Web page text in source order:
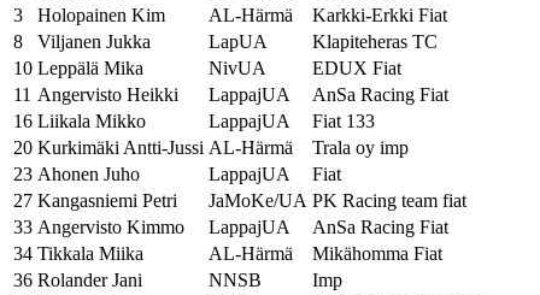
3
Holopainen Kim AL-Härmä
Karkki-Erkki Fiat
8
Viljanen Jukka LapUA
Klapiteheras TC
10 Leppälä Mika NivUA
EDUX Fiat
11 Angervisto Heikki LappajUA
AnSa Racing Fiat
16 Liikala Mikko LappajUA
Fiat 133
20 Kurkimäki Antti-Jussi AL-Härmä
Trala oy imp
23 Ahonen Juho LappajUA
Fiat
27 Kangasniemi Petri JaMoKe/UA PK Racing team fiat
33 Angervisto Kimmo LappajUA
AnSa Racing Fiat
34 Tikkala Miika AL-Härmä
Mikähomma Fiat
36 Rolander Jani NNSB
Imp